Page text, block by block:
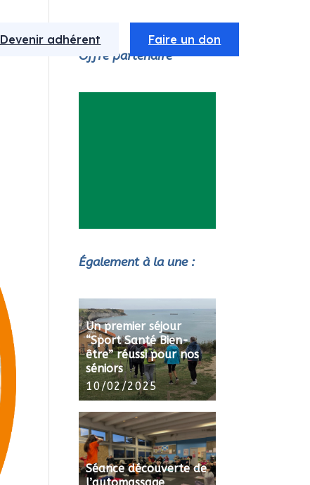
Devenir adhérent Faire un don
Offre partenaire
Également à la une :
Un premier séjour
“Sport Santé Bien-
être” réussi pour nos
séniors
10/02/2025
Séance découverte de